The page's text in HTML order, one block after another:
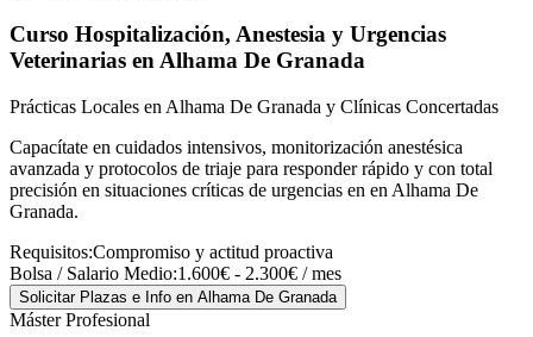
Curso Hospitalización, Anestesia y Urgencias
Veterinarias en Alhama De Granada
Prácticas Locales en Alhama De Granada y Clínicas Concertadas
Capacítate en cuidados intensivos, monitorización anestésica
avanzada y protocolos de triaje para responder rápido y con total
precisión en situaciones críticas de urgencias en en Alhama De
Granada.
Requisitos:Compromiso y actitud proactiva
Bolsa / Salario Medio:1.600€ - 2.300€ / mes
Solicitar Plazas e Info en Alhama De Granada
Máster Profesional